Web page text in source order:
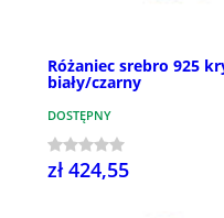
Różaniec srebro 925
biały/czarny
DOSTĘPNY
zł 424,55